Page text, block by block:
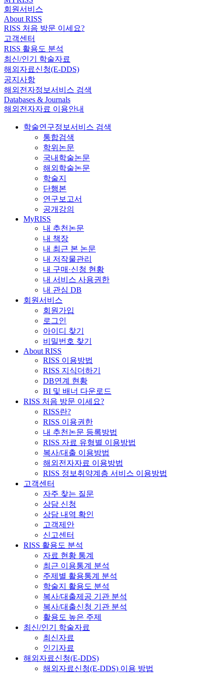
회원서비스
About RISS
RISS 처음 방문 이세요?
고객센터
RISS 활용도 분석
최신/인기 학술자료
해외자료신청(E-DDS)
공지사항
해외전자정보서비스 검색
Databases & Journals
해외전자자료 이용안내
학술연구정보서비스 검색
통합검색
학위논문
국내학술논문
해외학술논문
학술지
단행본
연구보고서
공개강의
MyRISS
내 추천논문
내 책장
내 최근 본 논문
내 저작물관리
내 구매·신청 현황
내 서비스 사용권한
내 관심 DB
회원서비스
회원가입
로그인
아이디 찾기
비밀번호 찾기
About RISS
RISS 이용방법
RISS 지식더하기
DB연계 현황
BI 및 배너 다운로드
RISS 처음 방문 이세요?
RISS란?
RISS 이용권한
내 추천논문 등록방법
RISS 자료 유형별 이용방법
복사/대출 이용방법
해외전자자료 이용방법
RISS 정보취약계층 서비스 이용방법
고객센터
자주 찾는 질문
상담 신청
상담 내역 확인
고객제안
신고센터
RISS 활용도 분석
자료 현황 통계
최근 이용통계 분석
주제별 활용통계 분석
학술지 활용도 분석
복사/대출제공 기관 분석
복사/대출신청 기관 분석
활용도 높은 주제
최신/인기 학술자료
최신자료
인기자료
해외자료신청(E-DDS)
해외자료신청(E-DDS) 이용 방법